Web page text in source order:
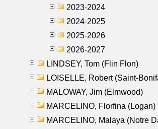
2023-2024
2024-2025
2025-2026
2026-2027
LINDSEY, Tom (Flin Flon)
LOISELLE, Robert (Saint-
MALOWAY, Jim (Elmwood)
MARCELINO, Florfina (Logan)
MARCELINO, Malaya (Notre